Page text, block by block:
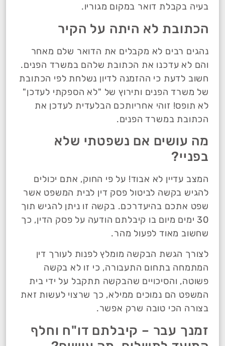
בעיה בקבלת דואר במקום מגוריו.
הכתובת לא היתה על הקיר
נהגים רבים לא מקבלים את הדואר שלם מאחר
והם לא עדכנו את הכתובת שלהם במשרד הפנים.
חשוב לדעת כי ההזמנה לדיון נשלחת לפי הכתובת
של משרד הפנים ותירוץ של "לא הספקתי לעדכן"
לא תופס! זוהי אחריותכם הבלעדית לעדכן את
הכתובת במשרד הפנים.
מה עושים אם נשפטתי שלא
בפניי?
המצב עדיין לא אבוד! על פי החוק, אתם יכולים
להגיש בקשה לביטול פסק דין לבית המשפט אשר
שפט אתכם בהיעדרכם. בקשה זו ניתן להגיש תוך
30 ימים מיום בו קיבלתם הודעה על פסק הדין, כך
שחשוב מאוד לפעול מהר.
לצורך הגשת הבקשה מומלץ לפנות לעורך דין
המתמחה בתחום התעבורה, כי זו לא בקשה
פשוטה, והסיכויים שהבקשה תתקבל על ידי בית
המשפט הם נמוכים ממילא, כך שרצוי לעשות זאת
בצורה הכי טובה שרק אפשר.
זמנך עבר – קיבלתם דו"ח וחלף